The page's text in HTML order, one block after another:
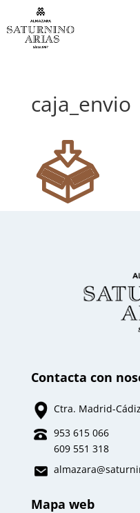
caja_envio
Contacta con
Ctra. Madrid-
953 615 066
609 551 318
almazara
Mapa web